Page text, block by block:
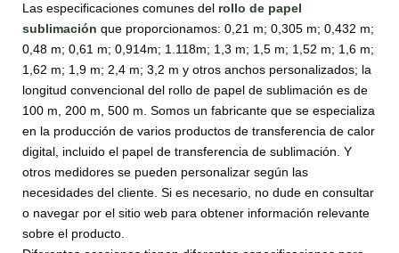
Las especificaciones comunes del rollo de papel
sublimación que proporcionamos: 0,21 m; 0,305 m; 0,432 m;
0,48 m; 0,61 m; 0,914m; 1.118m; 1,3 m; 1,5 m; 1,52 m; 1,6 m;
1,62 m; 1,9 m; 2,4 m; 3,2 m y otros anchos personalizados; la
longitud convencional del rollo de papel de sublimación es de
100 m, 200 m, 500 m. Somos un fabricante que se especializa
en la producción de varios productos de transferencia de calor
digital, incluido el papel de transferencia de sublimación. Y
otros medidores se pueden personalizar según las
necesidades del cliente. Si es necesario, no dude en consultar
o navegar por el sitio web para obtener información relevante
sobre el producto.